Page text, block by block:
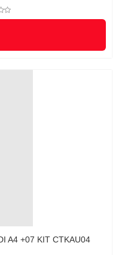
A4 +07 KIT CTKAU04